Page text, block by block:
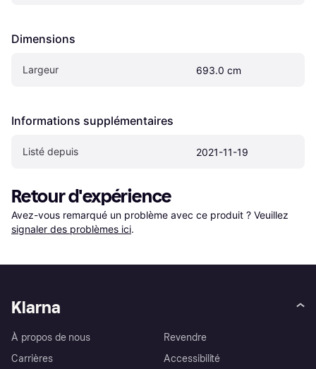
Dimensions
Largeur 693.0 cm
Informations supplémentaires
Listé depuis 2021-11-19
Retour d'expérience
Avez-vous remarqué un problème avec ce produit ? Veuillez
signaler des problèmes ici.
Klarna
À propos de nous
Carrières
Revendre
Accessibilité